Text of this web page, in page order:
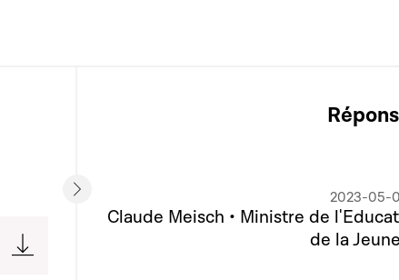
2023-05-
Claude Meisch • Ministre de
de la